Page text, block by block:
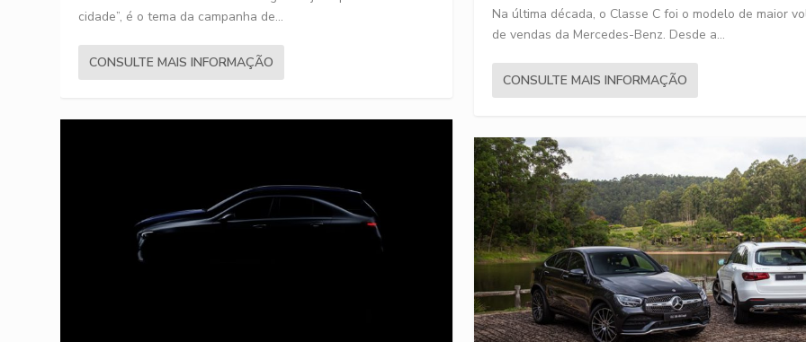
cidade”, é o tema da campanha de...
CONSULTE MAIS INFORMAÇÃO
Na última década, o Classe C foi o modelo de maior
de vendas da Mercedes-Benz. Desde a...
CONSULTE MAIS INFORMAÇÃO